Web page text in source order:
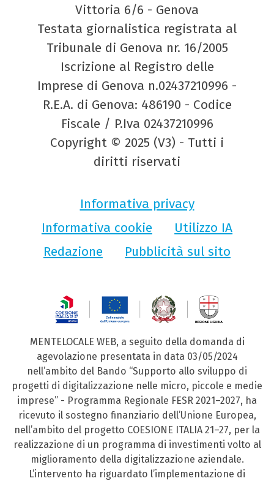
Vittoria 6/6 - Genova
Testata giornalistica registrata al
Tribunale di Genova nr. 16/2005
Iscrizione al Registro delle
Imprese di Genova n.02437210996 -
R.E.A. di Genova: 486190 - Codice
Fiscale / P.Iva 02437210996
Copyright © 2025 (V3) - Tutti i
diritti riservati
Informativa privacy
Informativa cookie
Utilizzo IA
Redazione
Pubblicità sul sito
MENTELOCALE WEB, a seguito della domanda di
agevolazione presentata in data 03/05/2024
nell’ambito del Bando “Supporto allo sviluppo di
progetti di digitalizzazione nelle micro, piccole e medie
imprese” - Programma Regionale FESR 2021–2027, ha
ricevuto il sostegno finanziario dell’Unione Europea,
nell’ambito del progetto COESIONE ITALIA 21–27, per la
realizzazione di un programma di investimenti volto al
miglioramento della digitalizzazione aziendale.
L’intervento ha riguardato l’implementazione di